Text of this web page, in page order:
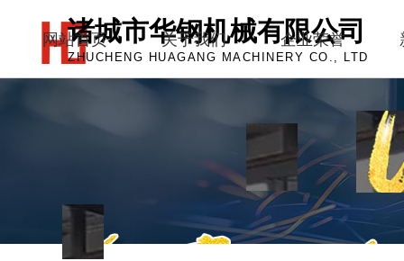
诸城市华钢机械有限公司
ZHUCHENG HUAGANG MACHINERY CO., LTD
网站首页 关于我们 企业荣誉